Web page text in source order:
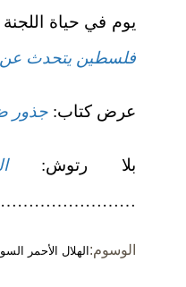
يوم في حياة اللجنة
فلسطين يتحدث عن
عرض كتاب: جذور
بلا رتوش:
………………………
الوسوم: الهلال الأحمر